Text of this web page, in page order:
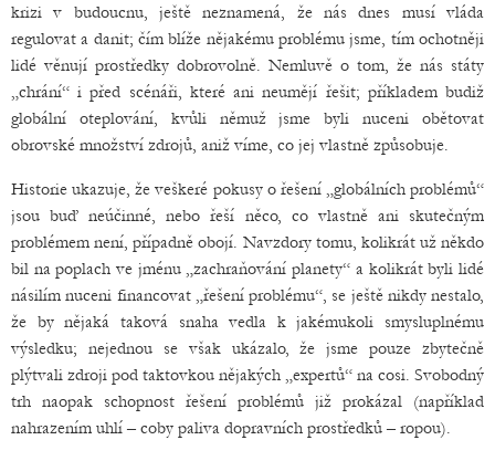
krizi v budoucnu, ještě neznamená, že nás dnes musí vláda
regulovat a danit; čím blíže nějakému problému jsme, tím ochotněji
lidé věnují prostředky dobrovolně. Nemluvě o tom, že nás státy
„chrání“ i před scénáři, které ani neumějí řešit; příkladem budiž
globální oteplování, kvůli němuž jsme byli nuceni obětovat
obrovské množství zdrojů, aniž víme, co jej vlastně způsobuje.
Historie ukazuje, že veškeré pokusy o řešení „globálních problémů“
jsou buď neúčinné, nebo řeší něco, co vlastně ani skutečným
problémem není, případně obojí. Navzdory tomu, kolikrát už někdo
bil na poplach ve jménu „zachraňování planety“ a kolikrát byli lidé
násilím nuceni financovat „řešení problému“, se ještě nikdy nestalo,
že by nějaká taková snaha vedla k jakémukoli smysluplnému
výsledku; nejednou se však ukázalo, že jsme pouze zbytečně
plýtvali zdroji pod taktovkou nějakých „expertů“ na cosi. Svobodný
trh naopak schopnost řešení problémů již prokázal (například
nahrazením uhlí – coby paliva dopravních prostředků – ropou).